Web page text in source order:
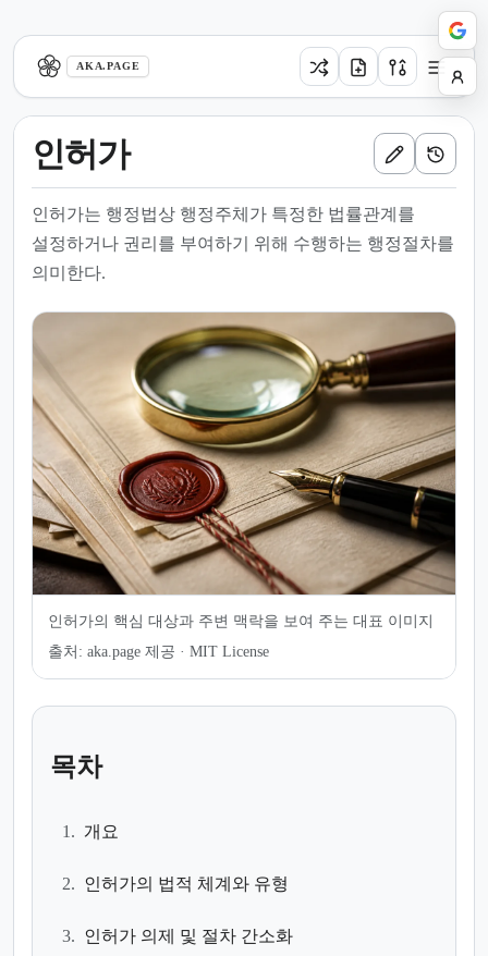
AKA.PAGE
인허가
인허가는 행정법상 행정주체가 특정한 법률관계를
설정하거나 권리를 부여하기 위해 수행하는 행정절차를
의미한다.
인허가의 핵심 대상과 주변 맥락을 보여 주는 대표 이미지
출처: aka.page 제공 · MIT License
목차
1. 개요
2. 인허가의 법적 체계와 유형
3. 인허가 의제 및 절차 간소화